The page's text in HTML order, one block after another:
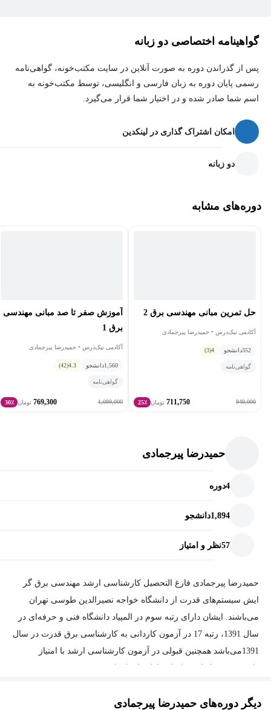
گواهینامه اختصاصی دو زبانه
پس از گذراندن دوره به صورت آنلاین در سایت مکتب‌خونه، گواهی‌نامه
رسمی پایان دوره به زبان فارسی و انگلیسی، توسط مکتب‌خونه به
اسم شما صادر شده و در اختیار شما قرار می‌گیرد.
امکان اشتراک گذاری در لینکدین
دو زبانه
دوره‌های مشابه
حل تمرین مبانی مهندسی برق 2
آکادمی نیک‌درس • حمیدرضا پیرجمادی
352دانشجو 4
(3)
گواهی‌نامه
949,000
711,750 تومان 25٪
آموزش صفر تا صد مبانی مهندسی
برق 1
آکادمی نیک‌درس • حمیدرضا پیرجمادی
1,560دانشجو 4.3
(42)
گواهی‌نامه
1,099,000
769,300 تومان 30٪
حمیدرضا پیرجمادی
4دوره
1,894دانشجو
57نظر و امتیاز
حمیدرضا پیرجمادی فارغ التحصیل کارشناسی ارشد مهندسی برق گر
ایش سیستم‌های قدرت از دانشگاه خواجه نصیرالدین طوسی تهران
می‌باشند. ایشان دارای رتبه سوم در المپیاد دانشگاه فنی و حرفه‌ای در
سال 1391، رتبه 17 در آزمون کاردانی به کارشناسی برق قدرت در سال
1391می‌باشد همچنین قبولی در آزمون کارشناسی ارشد با امتیاز
تابلو فشار ضعیف و فشار متوسط و پایش وضعیت تجهیزات فشار قوی
دیگر دوره‌های حمیدرضا پیرجمادی